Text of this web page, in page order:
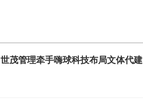
世茂管理牵手嗨球科技布局文体代建